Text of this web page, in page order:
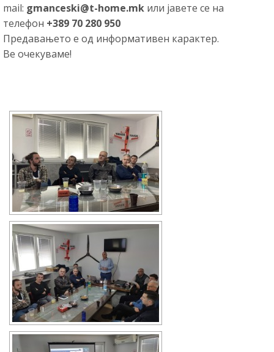
mail: gmanceski@t-home.mk или јавете се на
телефон +389 70 280 950
Предавањето е од информативен карактер.
Ве очекуваме!